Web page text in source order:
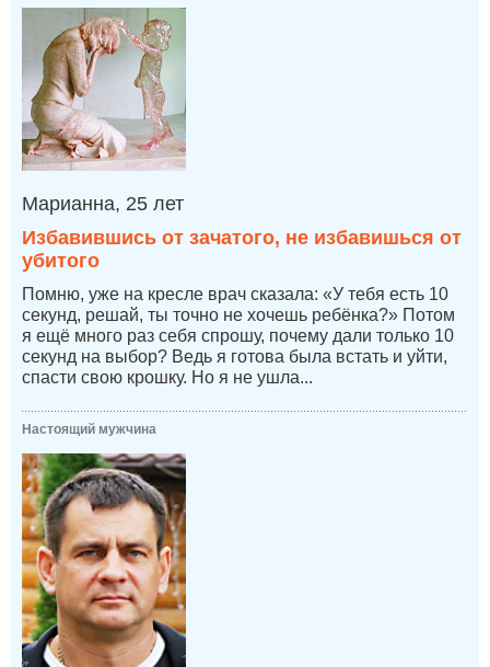
Марианна, 25 лет
Избавившись от зачатого, не избавишься от
убитого
Помню, уже на кресле врач сказала: «У тебя есть 10
секунд, решай, ты точно не хочешь ребёнка?» Потом
я ещё много раз себя спрошу, почему дали только 10
секунд на выбор? Ведь я готова была встать и уйти,
спасти свою крошку. Но я не ушла...
Настоящий мужчина